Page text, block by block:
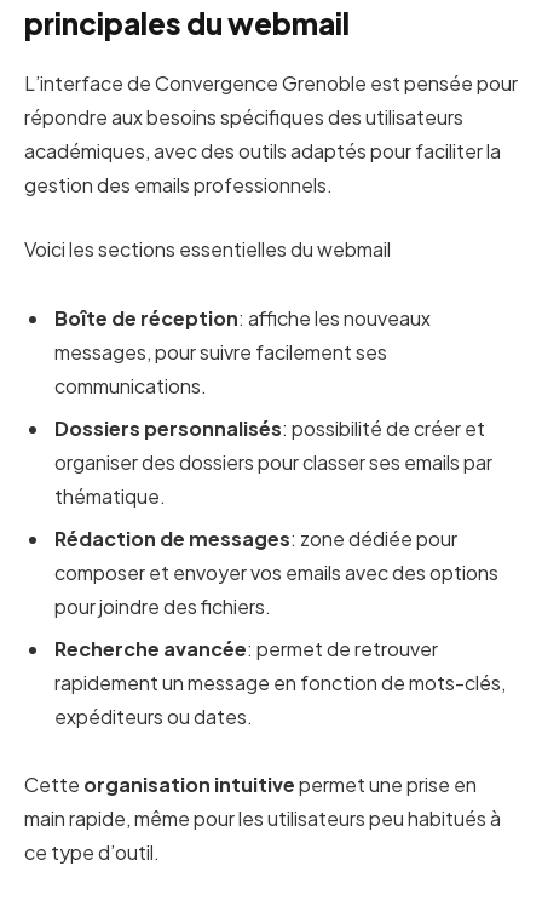
principales du webmail
L’interface de Convergence Grenoble est pensée pour
répondre aux besoins spécifiques des utilisateurs
académiques, avec des outils adaptés pour faciliter la
gestion des emails professionnels.
Voici les sections essentielles du webmail
Boîte de réception: affiche les nouveaux
messages, pour suivre facilement ses
communications.
Dossiers personnalisés: possibilité de créer et
organiser des dossiers pour classer ses emails par
thématique.
Rédaction de messages: zone dédiée pour
composer et envoyer vos emails avec des options
pour joindre des fichiers.
Recherche avancée: permet de retrouver
rapidement un message en fonction de mots-clés,
expéditeurs ou dates.
Cette organisation intuitivepermet une prise en
main rapide, même pour les utilisateurs peu habitués à
ce type d’outil.